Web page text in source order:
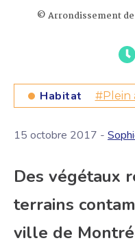
© Arrondissement
Habitat #Plein
15 octobre 2017 -
Des végétaux
terrains
ville de